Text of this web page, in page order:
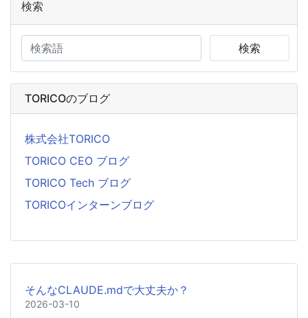
検索
検索
TORICOのブログ
株式会社TORICO
TORICO CEO ブログ
TORICO Tech ブログ
TORICOインターンブログ
そんなCLAUDE.mdで大丈夫か？
2026-03-10